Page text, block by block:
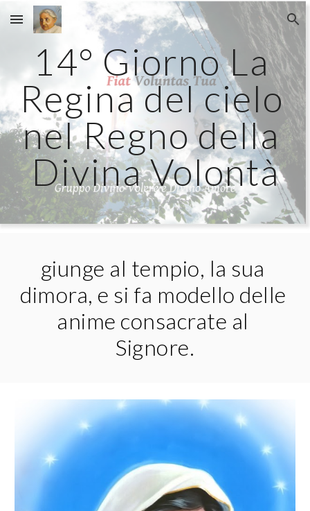
Skip to main content Skip to navigation
14° Giorno La
Regina del cielo
nel Regno della
Divina Volontà
giunge al tempio, la sua
dimora, e si fa modello delle
anime consacrate al
Signore.